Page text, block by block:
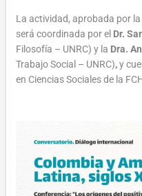
La actividad, aprobada por la
será coordinada por el Dr.
Filosofía – UNRC) y la Dra.
Trabajo Social – UNRC),y
en Ciencias Sociales de la